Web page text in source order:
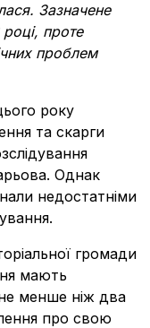
Зазначене
проте
проблем
року
та скарги
Однак
недостатніми
громади
мають
менше ніж два
про свою